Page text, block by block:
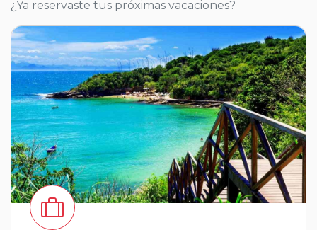
¿Ya reservaste tus próximas vacaciones?